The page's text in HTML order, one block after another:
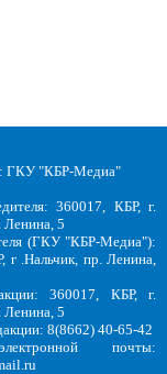
ГКУ "КБР-Медиа"
360017, КБР, г.
Ленина, 5
(ГКУ "КБР-Медиа"):
г .Нальчик, пр. Ленина,
360017, КБР, г.
Ленина, 5
8(8662) 40-65-42
почты: